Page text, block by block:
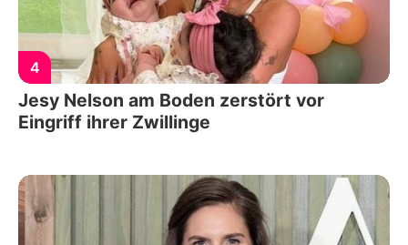
4
Jesy Nelson am Boden zerstört vor
Eingriff ihrer Zwillinge